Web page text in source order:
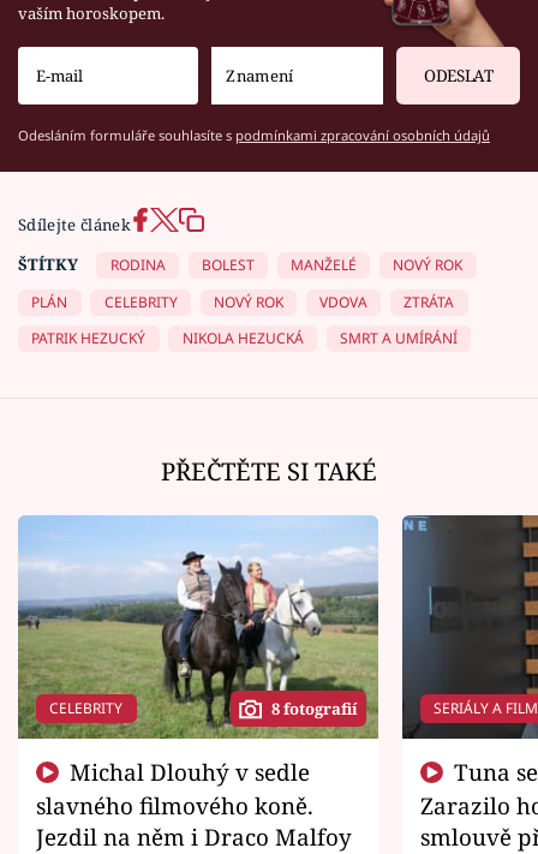
vaším horoskopem.
ODESLAT
Odesláním formuláře souhlasíte s podmínkami zpracování osobních údajů
Sdílejte článek
ŠTÍTKY
RODINA BOLEST MANŽELÉ
NOVÝ ROK
PLÁN
CELEBRITY NOVÝ ROK VDOVA
ZTRÁTA
PATRIK HEZUCKÝ
NIKOLA HEZUCKÁ SMRT A UMÍRÁNÍ
PŘEČTĚTE SI TAKÉ
CELEBRITY 8 fotografií
slavného filmového koně.
Jezdil na něm i Draco Malfoy
SERIÁLY A
Zarazilo
smlouvě